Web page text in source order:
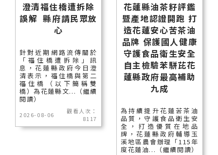
澄清福住橋遭拆除
誤解 縣府請民眾放
心
針對近期網路流傳關於
「福住橋遭拆除」訊
息，花蓮縣政府今日澄
清表示，福住橋與第二
福住橋（以下簡稱雙
橋）為花蓮縣文...（繼續
閱讀）
2026-08-06
觀看人次：
8117
花蓮縣油茶籽評鑑
暨產地認證開跑 打
造花蓮安心苦茶油
品牌 保護國人健康
守護食品衛生安全
自主檢驗苯駢芘花
蓮縣政府最高補助
九成
為持續提升花蓮苦茶油
品質，守護食品衛生安
全，打造優質在地品
牌，花蓮縣政府輔導玉
溪地區農會辦理「115年
度花蓮油...（繼續閱讀）